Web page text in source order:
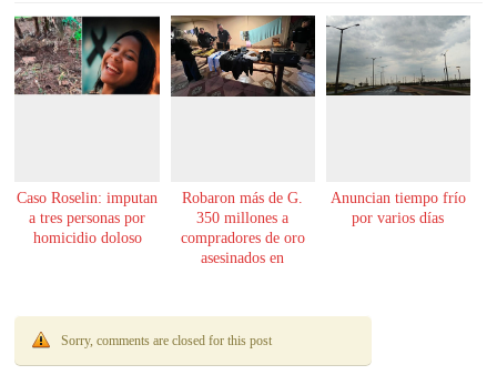
Caso Roselin: imputan
a tres personas por
homicidio doloso
Robaron más de G.
350 millones a
compradores de oro
asesinados en
Anuncian tiempo frío
por varios días
Sorry, comments are closed for this post